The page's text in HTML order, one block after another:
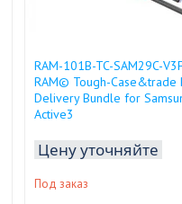
RAM-101B-TC-SAM29C-
RAM© Tough-Case&trade
Delivery Bundle for
Active3
Цену уточняйте
Под заказ